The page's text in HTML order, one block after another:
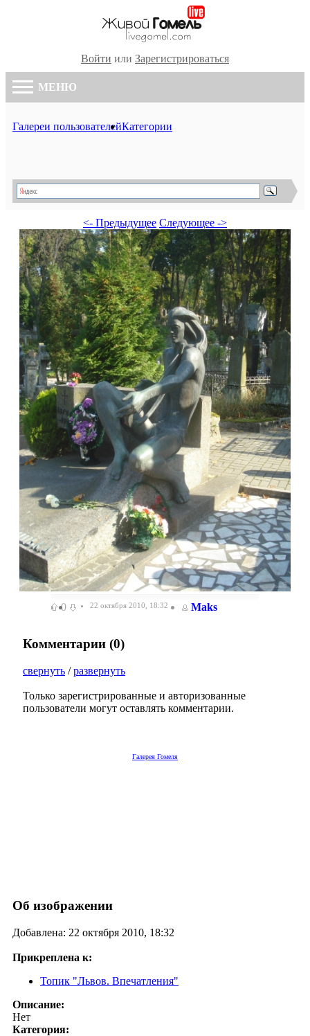
Войти или Зарегистрироваться
МЕНЮ
Галереи пользователейКатегории
<- Предыдущее Следующее ->
0 22 октября 2010, 18:32 Maks
Комментарии (0)
свернуть /развернуть
Только зарегистрированные и авторизованные
пользователи могут оставлять комментарии.
Галерея Гомеля
Об изображении
Добавлена: 22 октября 2010, 18:32
Прикреплена к:
Топик "Львов. Впечатления"
Описание:
Нет
Категория: